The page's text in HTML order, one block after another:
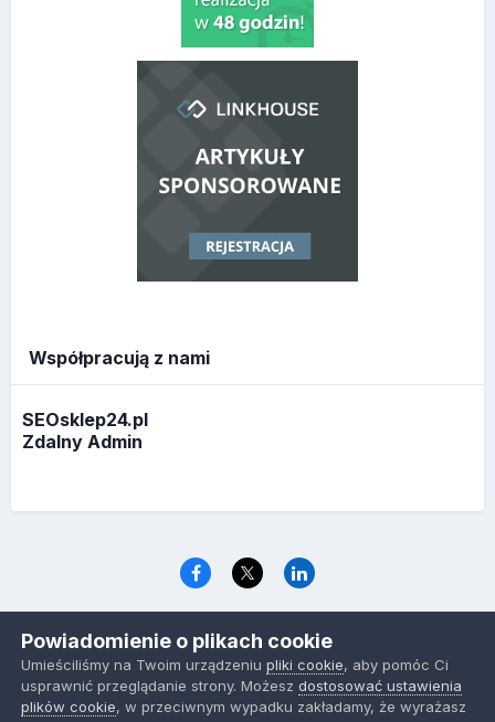
Współpracują z nami
SEOsklep24.pl
Zdalny Admin
www.optymalizacja.com
Powered by Invision Community
Powiadomienie o plikach cookie
Umieściliśmy na Twoim urządzeniupliki cookie, aby pomóc Ci
usprawnić przeglądanie strony. Możeszdostosować ustawienia
plików cookie, w przeciwnym wypadku zakładamy, że wyrażasz